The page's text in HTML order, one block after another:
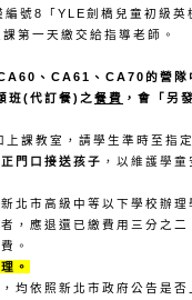
編號8 「YLE劍橋兒童初級
課第一天繳交給指導老師。
、CA61、CA70的營隊
班(代訂餐)之 餐費 ，會「另
上課教室，請學生準時至指
門口接送孩子 ，以維護學童
市高級中等以下學校辦理
，應退還已繳費用三分之
。
。
均依照新北市政府公告是